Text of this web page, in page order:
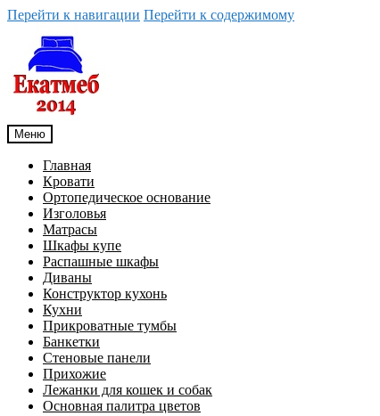
Перейти к навигации Перейти к содержимому
Меню
Главная
Кровати
Ортопедическое основание
Изголовья
Матрасы
Шкафы купе
Распашные шкафы
Диваны
Конструктор кухонь
Кухни
Прикроватные тумбы
Банкетки
Стеновые панели
Прихожие
Лежанки для кошек и собак
Основная палитра цветов